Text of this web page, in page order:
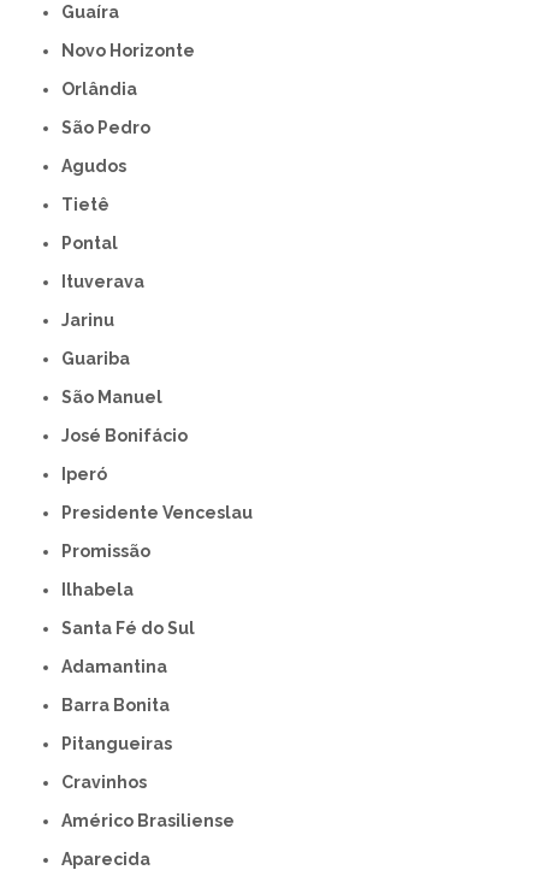
Guaíra
Novo Horizonte
Orlândia
São Pedro
Agudos
Tietê
Pontal
Ituverava
Jarinu
Guariba
São Manuel
José Bonifácio
Iperó
Presidente Venceslau
Promissão
Ilhabela
Santa Fé do Sul
Adamantina
Barra Bonita
Pitangueiras
Cravinhos
Américo Brasiliense
Aparecida